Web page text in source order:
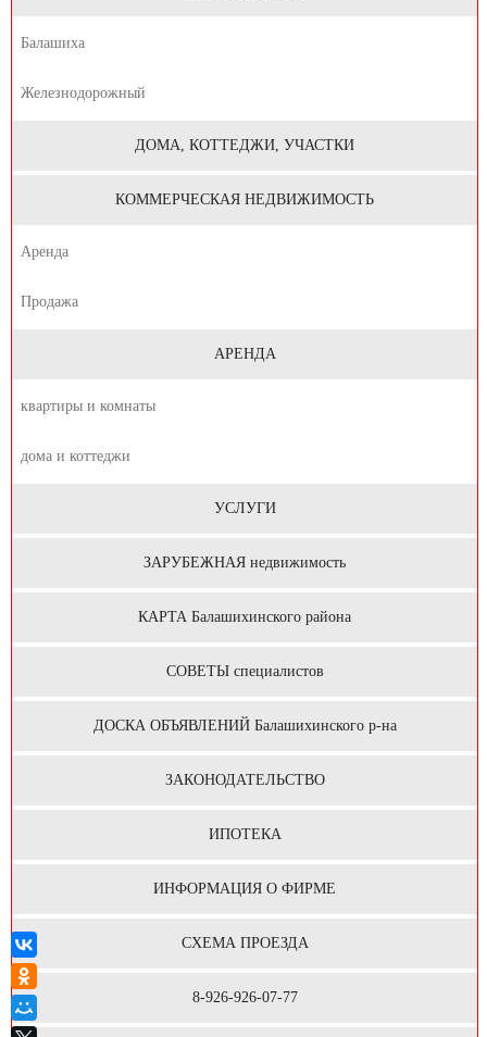
Балашиха
Железнодорожный
ДОМА, КОТТЕДЖИ, УЧАСТКИ
КОММЕРЧЕСКАЯ НЕДВИЖИМОСТЬ
Аренда
Продажа
АРЕНДА
квартиры и комнаты
дома и коттеджи
УСЛУГИ
ЗАРУБЕЖНАЯ недвижимость
КАРТА Балашихинского района
СОВЕТЫ специалистов
ДОСКА ОБЪЯВЛЕНИЙ Балашихинского р-на
ЗАКОНОДАТЕЛЬСТВО
ИПОТЕКА
ИНФОРМАЦИЯ О ФИРМЕ
СХЕМА ПРОЕЗДА
8-926-926-07-77